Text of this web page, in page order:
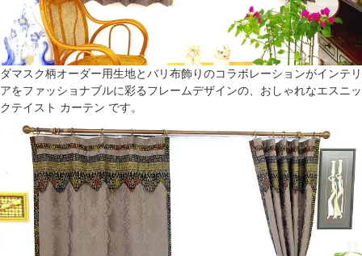
ダマスク柄オーダー用生地とバリ布飾りのコラボレーションがインテリ
アをファッショナブルに彩るフレームデザインの、おしゃれなエスニッ
クテイスト カーテン です。